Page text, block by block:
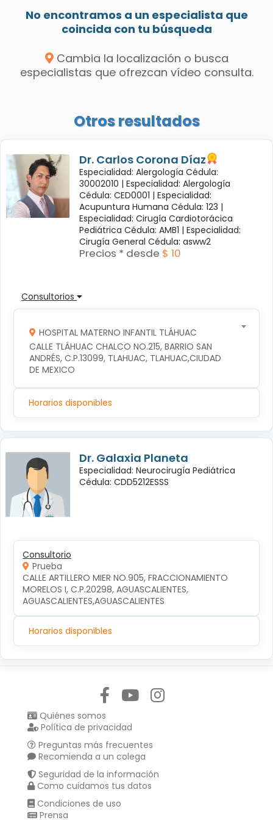
No encontramos a un especialista que
coincida con tu búsqueda
Cambia la localización o busca
especialistas que ofrezcan vídeo consulta.
Otros resultados
Dr. Carlos Corona Díaz
Especialidad: Alergología Cédula:
30002010 | Especialidad: Alergología
Cédula: CED0001 | Especialidad:
Acupuntura Humana Cédula: 123 |
Especialidad: Cirugía Cardiotorácica
Pediátrica Cédula: AMB1 | Especialidad:
Cirugía General Cédula: asww2
Precios * desde $ 10
Consultorios
HOSPITAL MATERNO INFANTIL TLÁHUAC
CALLE TLÁHUAC CHALCO NO.215, BARRIO SAN
ANDRÉS, C.P.13099, TLAHUAC, TLAHUAC,CIUDAD
DE MEXICO
Horarios disponibles
Dr. Galaxia Planeta
Especialidad: Neurocirugía Pediátrica
Cédula: CDD5212ESSS
Consultorio
Prueba
CALLE ARTILLERO MIER NO.905, FRACCIONAMIENTO
MORELOS I, C.P.20298, AGUASCALIENTES,
AGUASCALIENTES,AGUASCALIENTES
Horarios disponibles
Quiénes somos
Política de privacidad
Preguntas más frecuentes
Recomienda a un colega
Seguridad de la información
Como cuidamos tus datos
Condiciones de uso
Prensa